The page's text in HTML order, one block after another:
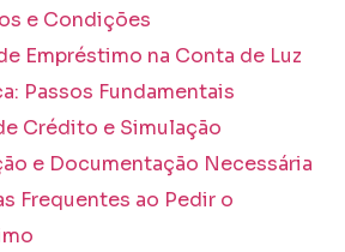
e Condições
Empréstimo na Conta de Luz
Passos Fundamentais
Crédito e Simulação
e Documentação Necessária
Frequentes ao Pedir o